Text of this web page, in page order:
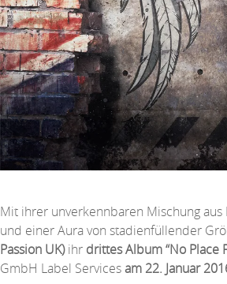
Mit ihrer unverkennbaren Mischung
und einer Aura von stadienfüllender
Passion UK)ihr drittes Album“No Place
GmbH Label Servicesam 22. Januar